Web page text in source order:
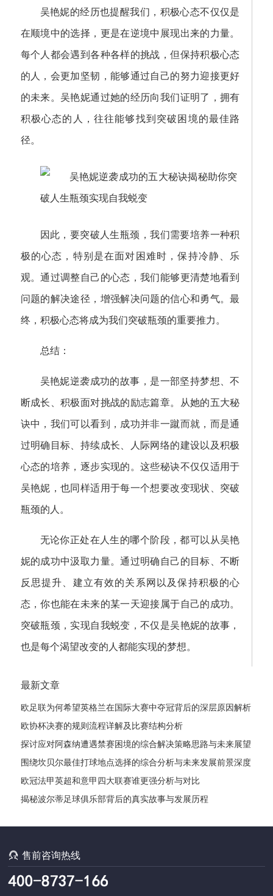
吴艳妮的经历也提醒我们，积极心态不仅仅是
在顺境中的选择，更是在逆境中展现出来的力量。
每个人都会遇到各种各样的挑战，但保持积极心态
的人，会更加坚韧，能够通过自己的努力迎接更好
的未来。吴艳妮通过她的经历向我们证明了，拥有
积极心态的人，往往能够找到突破困境的最佳路
径。
因此，要突破人生瓶颈，我们需要培养一种积
极的心态，特别是在面对困难时，保持冷静、乐
观。通过调整自己的心态，我们能够更清楚地看到
问题的解决途径，增强解决问题的信心和勇气。最
终，积极心态将成为我们突破瓶颈的重要推力。
总结：
吴艳妮逆袭成功的故事，是一部坚持梦想、不
断成长、积极面对挑战的励志篇章。从她的五大秘
诀中，我们可以看到，成功并非一蹴而就，而是通
过明确目标、持续成长、人际网络的建设以及积极
心态的培养，逐步实现的。这些秘诀不仅仅适用于
吴艳妮，也同样适用于每一个想要改变现状、突破
瓶颈的人。
无论你正处在人生的哪个阶段，都可以从吴艳
妮的成功中汲取力量。通过明确自己的目标、不断
反思提升、建立有效的关系网以及保持积极的心
态，你也能在未来的某一天迎接属于自己的成功。
突破瓶颈，实现自我蜕变，不仅是吴艳妮的故事，
也是每个渴望改变的人都能实现的梦想。
最新文章
欧足联为何希望英格兰在国际大赛中夺冠背后的深层原因解析
欧协杯决赛的规则流程详解及比赛结构分析
探讨应对阿森纳遭遇禁赛困境的综合解决策略思路与未来展望
发展路径
围绕坎贝尔最佳打球地点选择的综合分析与未来发展前景深度
探讨全
欧冠法甲英超和意甲四大联赛谁更强分析与对比
揭秘波尔蒂足球俱乐部背后的真实故事与发展历程
售前咨询热线